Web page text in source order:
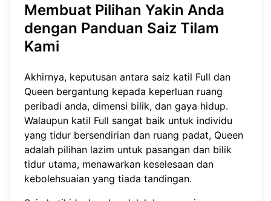
Membuat Pilihan Yakin Anda
dengan Panduan Saiz Tilam
Kami
Akhirnya, keputusan antara saiz katil Full dan
Queen bergantung kepada keperluan ruang
peribadi anda, dimensi bilik, dan gaya hidup.
Walaupun katil Full sangat baik untuk individu
yang tidur bersendirian dan ruang padat, Queen
adalah pilihan lazim untuk pasangan dan bilik
tidur utama, menawarkan keselesaan dan
kebolehsuaian yang tiada tandingan.